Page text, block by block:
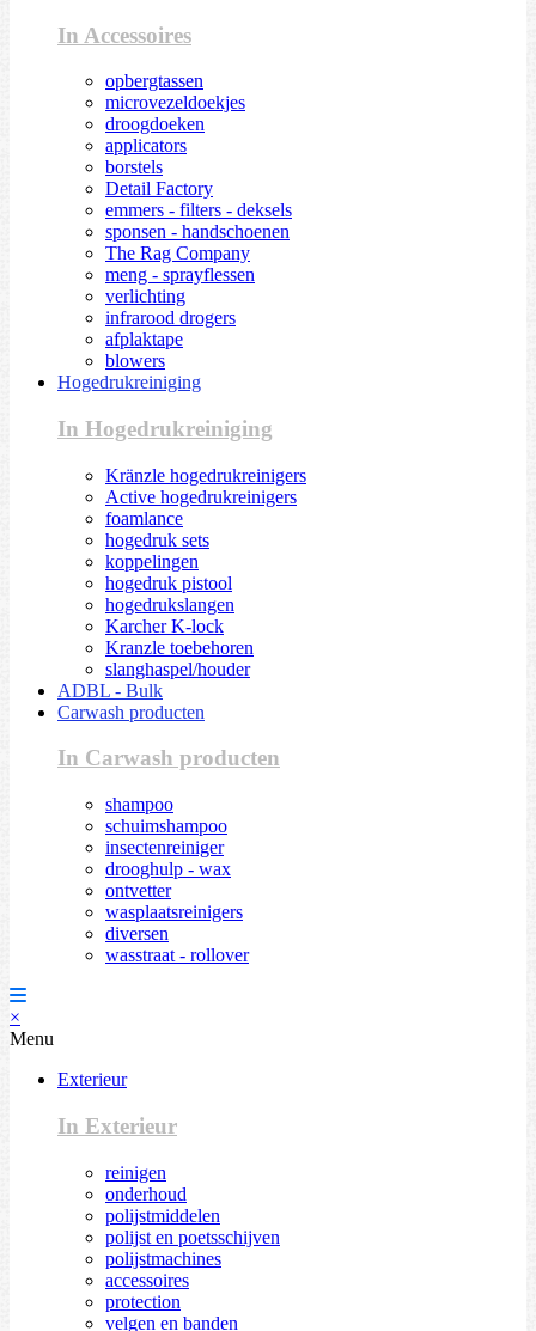
In Accessoires
opbergtassen
microvezeldoekjes
droogdoeken
applicators
borstels
Detail Factory
emmers - filters - deksels
sponsen - handschoenen
The Rag Company
meng - sprayflessen
verlichting
infrarood drogers
afplaktape
blowers
Hogedrukreiniging
In Hogedrukreiniging
Kränzle hogedrukreinigers
Active hogedrukreinigers
foamlance
hogedruk sets
koppelingen
hogedruk pistool
hogedrukslangen
Karcher K-lock
Kranzle toebehoren
slanghaspel/houder
ADBL - Bulk
Carwash producten
In Carwash producten
shampoo
schuimshampoo
insectenreiniger
drooghulp - wax
ontvetter
wasplaatsreinigers
diversen
wasstraat - rollover
×
Menu
Exterieur
In Exterieur
reinigen
onderhoud
polijstmiddelen
polijst en poetsschijven
polijstmachines
accessoires
protection
velgen en banden